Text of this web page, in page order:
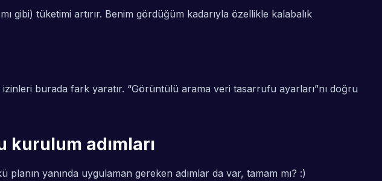
gibi) tüketimi artırır. Benim gördüğüm kadarıyla özellikle kalabalık
burada fark yaratır. “Görüntülü arama veri tasarrufu ayarları”nı doğru
adımları
yanında uygulaman gereken adımlar da var, tamam mı? :)